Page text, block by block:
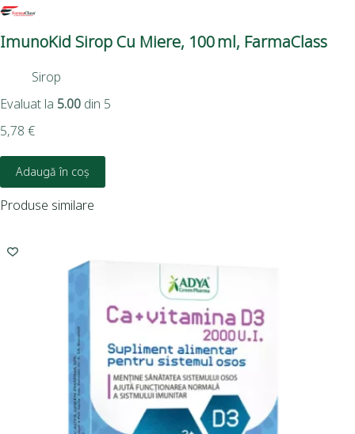
ImunoKid Sirop Cu Miere, 100 Ml, FarmaClass
Sirop
Evaluat la 5.00 din 5
5,78 €
Adaugă în coș
Produse similare